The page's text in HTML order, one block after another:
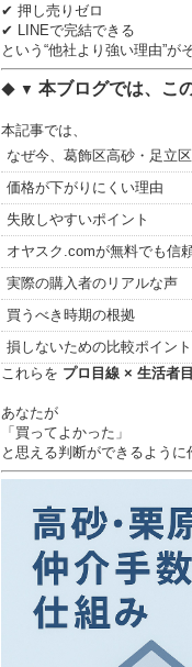
✔ 押し売りゼロ
✔ LINEで完結できる
という“他社より強い理由”が
◆ ▼ 本ブログでは、こ
本記事では、
なぜ今、葛飾区高砂・足立
価格が下がりにくい理由
失敗しやすいポイント
オヤスク.comが無料でも信
実際の購入者のリアルな声
買うべき時期の根拠
損しないための比較ポイント
これらを プロ目線 × 生活者
あなたが
「買ってよかった」
と思える判断ができるように